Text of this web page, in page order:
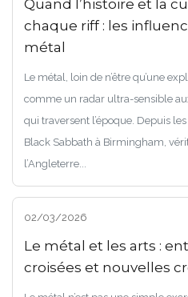
Quand l’histoire et la
chaque riff : les
métal
Le métal, loin de n’être qu’une
comme un radar ultra-sensible
qui traversent l’époque. Depuis
Black Sabbath à Birmingham,
l’Angleterre...
02/03/2026
Le métal et les arts :
croisées et nouvelles